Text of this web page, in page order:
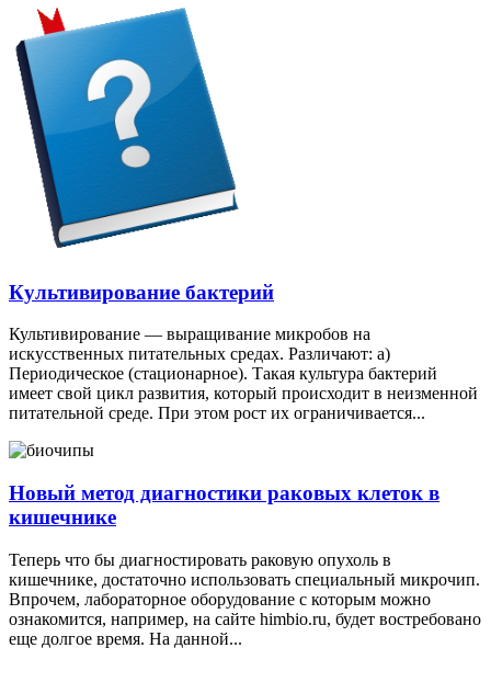
Культивирование бактерий
Культивирование — выращивание микробов на
искусственных питательных средах. Различают: а)
Периодическое (стационарное). Такая культура бактерий
имеет свой цикл развития, который происходит в неизменной
питательной среде. При этом рост их ограничивается...
Новый метод диагностики раковых клеток в
кишечнике
Теперь что бы диагностировать раковую опухоль в
кишечнике, достаточно использовать специальный микрочип.
Впрочем, лабораторное оборудование с которым можно
ознакомится, например, на сайте himbio.ru, будет востребовано
еще долгое время. На данной...